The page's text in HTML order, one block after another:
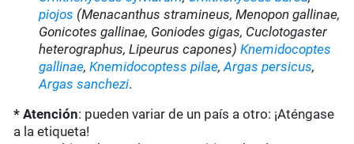
piojos (Menacanthus stramineus, Menopon gallinae,
Gonicotes gallinae, Goniodes gigas, Cuclotogaster
heterographus, Lipeurus capones)Knemidocoptes
gallinae,Knemidocoptess pilae,Argas persicus,
Argas sanchezi.
* Atención: pueden variar de un país a otro: ¡Aténgase
a la etiqueta!